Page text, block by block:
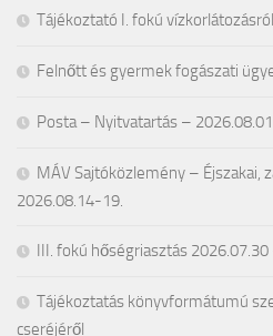
Tájékoztató I. fokú vízkorlátozásról
Felnőtt és gyermek fogászati
Posta – Nyitvatartás –
MÁV Sajtóközlemény – Éjszakai,
2026.08.14-19.
III. fokú hőségriasztás
Tájékoztatás könyvformátumú
cseréjéről